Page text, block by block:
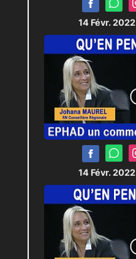
14 Févr. 2022
14 Févr. 2022